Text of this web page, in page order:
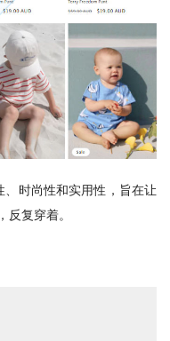
时尚性和实用性，旨在让
复穿着。